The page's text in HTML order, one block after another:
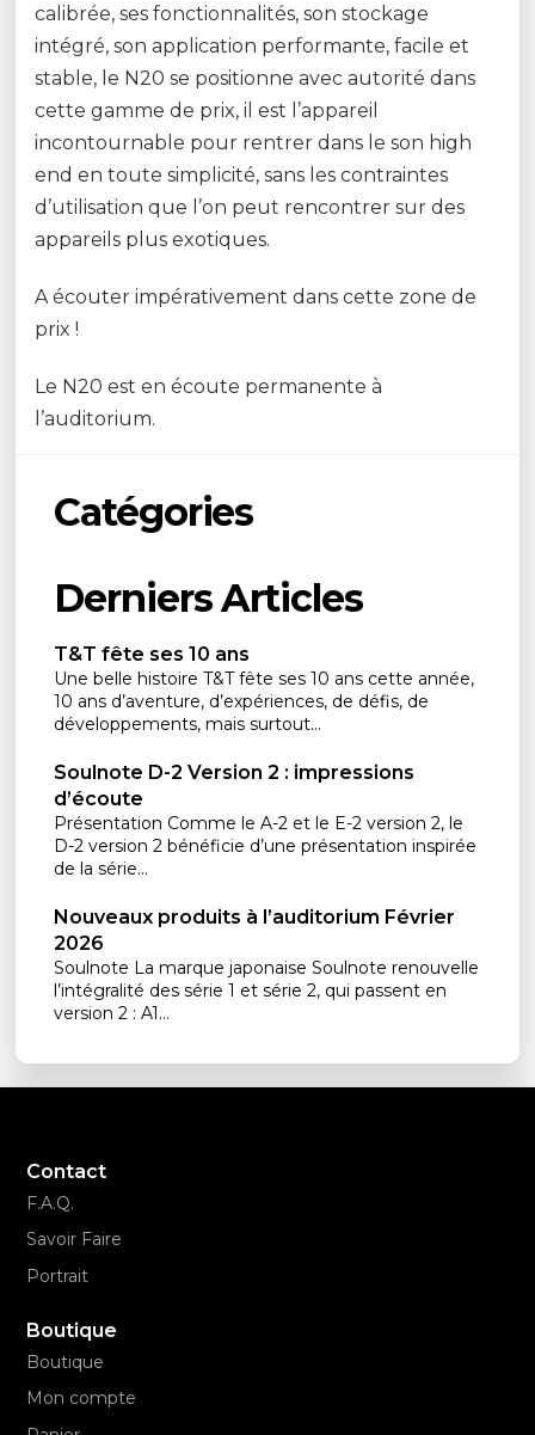
calibrée, ses fonctionnalités, son stockage
intégré, son application performante, facile et
stable, le N20 se positionne avec autorité dans
cette gamme de prix, il est l’appareil
incontournable pour rentrer dans le son high
end en toute simplicité, sans les contraintes
d’utilisation que l’on peut rencontrer sur des
appareils plus exotiques.
A écouter impérativement dans cette zone de
prix !
Le N20 est en écoute permanente à
l’auditorium.
Catégories
Derniers Articles
T&T fête ses 10 ans
Une belle histoire T&T fête ses 10 ans cette année,
10 ans d’aventure, d’expériences, de défis, de
développements, mais surtout...
Soulnote D-2 Version 2 : impressions
d’écoute
Présentation Comme le A-2 et le E-2 version 2, le
D-2 version 2 bénéficie d’une présentation inspirée
de la série...
Nouveaux produits à l’auditorium Février
2026
Soulnote La marque japonaise Soulnote renouvelle
l’intégralité des série 1 et série 2, qui passent en
version 2 : A1...
Contact
F.A.Q.
Savoir Faire
Portrait
Boutique
Boutique
Mon compte